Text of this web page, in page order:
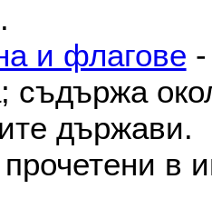
и флагове
съдържа
държави.
прочетени в